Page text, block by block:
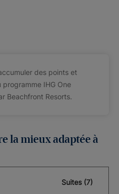
des points et
IHG One
Beachfront Resorts.
la mieux adaptée à
Suites (7)